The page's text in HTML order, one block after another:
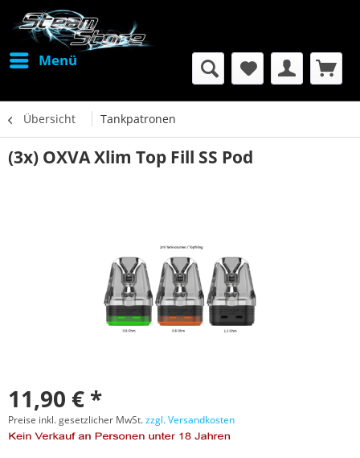
Menü
Übersicht Tankpatronen
(3x) OXVA Xlim Top Fill SS Pod
11,90 € *
Preise inkl. gesetzlicher MwSt.zzgl. Versandkosten